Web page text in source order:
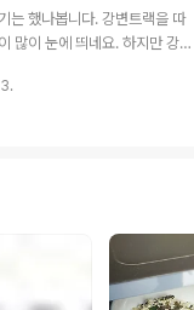
풀사이 가족분들께 알려드려
오픈캐스트를 천사데이 특집 -
행사들을 모아봤거든요. 지금
는 했나봅니다. 강변트랙을 따
많이 눈에 띄네요. 하지만 강변
모습을 몸소 느끼고 선선한
요즘엔 둘레길도 참 많아진 것
의 가을과 산에 대한 이야기를
않으세요? 하지만 어디로 가야한
럴줄 알고 준비했습니다. '풀반
에 걷고 싶은 숲길 Best 8' 서울